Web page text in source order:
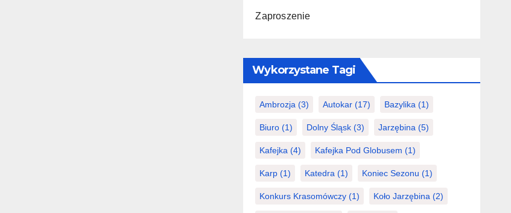
Zaproszenie
Wykorzystane Tagi
Ambrozja (3) Autokar (17) Bazylika (1)
Biuro (1) Dolny Śląsk (3) Jarzębina (5)
Kafejka (4) Kafejka Pod Globusem (1)
Karp (1) Katedra (1) Koniec Sezonu (1)
Konkurs Krasomówczy (1) Koło Jarzębina (2)